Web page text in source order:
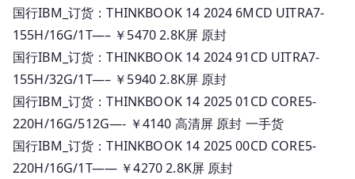
国行IBM_订货：THINKBOOK 14 2024 6MCD UITRA7-
155H/16G/1T—– ￥5470 2.8K屏 原封
国行IBM_订货：THINKBOOK 14 2024 91CD UITRA7-
155H/32G/1T—– ￥5940 2.8K屏 原封
国行IBM_订货：THINKBOOK 14 2025 01CD CORE5-
220H/16G/512G—- ￥4140 高清屏 原封 一手货
国行IBM_订货：THINKBOOK 14 2025 00CD CORE5-
220H/16G/1T—— ￥4270 2.8K屏 原封